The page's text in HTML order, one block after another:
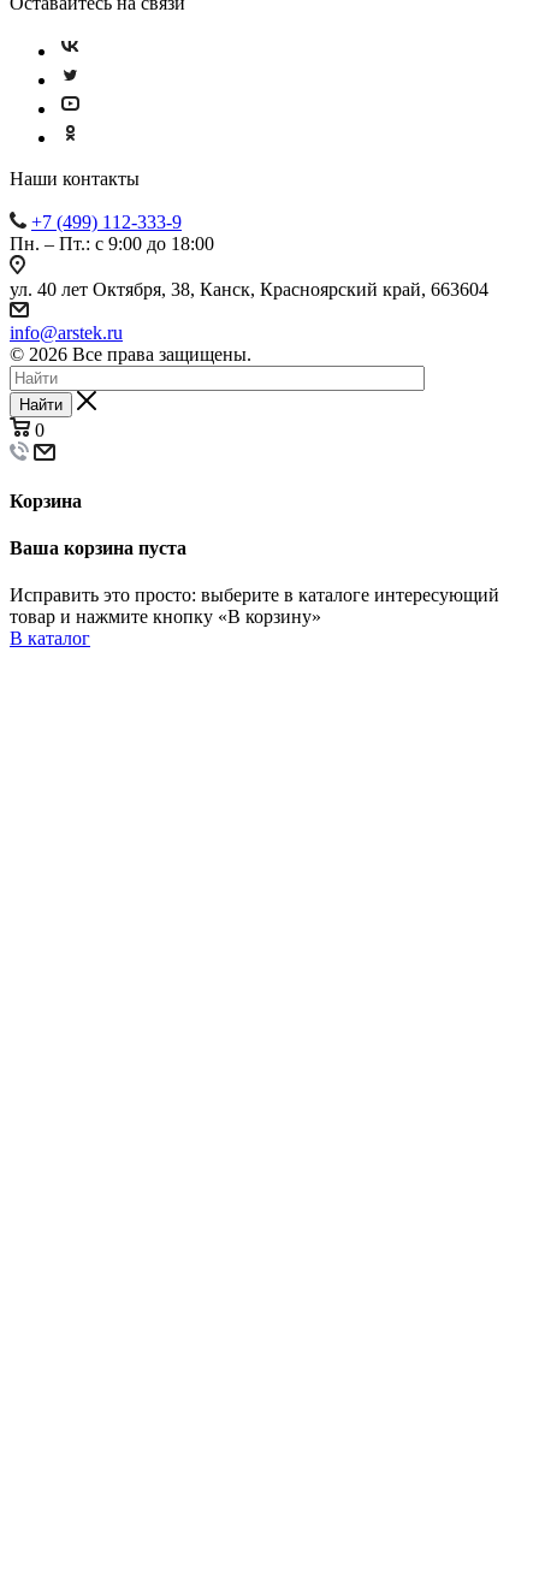
Наши контакты
+7 (499) 112-333-9
Пн. – Пт.: с 9:00 до 18:00
ул. 40 лет Октября, 38, Канск, Красноярский край, 663604
info@arstek.ru
© 2026 Все права защищены.
Найти
0
Корзина
Ваша корзина пуста
Исправить это просто: выберите в каталоге интересующий
товар и нажмите кнопку «В корзину»
В каталог